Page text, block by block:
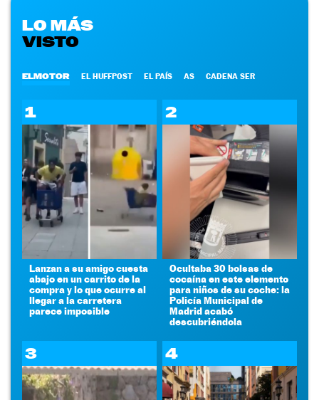
LO MÁS
VISTO
ELMOTOR EL HUFFPOST EL PAÍS AS CADENA SER
1
Lanzan a su amigo cuesta
abajo en un carrito de la
compra y lo que ocurre al
llegar a la carretera
parece imposible
2
Ocultaba 30 bolsas de
cocaína en este elemento
para niños de su coche: la
Policía Municipal de
Madrid acabó
descubriéndola
3 4